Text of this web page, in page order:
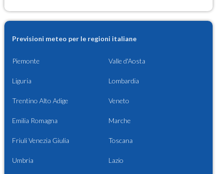
Previsioni meteo per le regioni italiane
Piemonte Valle d'Aosta
Liguria Lombardia
Trentino Alto Adige Veneto
Emilia Romagna Marche
Friuli Venezia Giulia Toscana
Umbria Lazio